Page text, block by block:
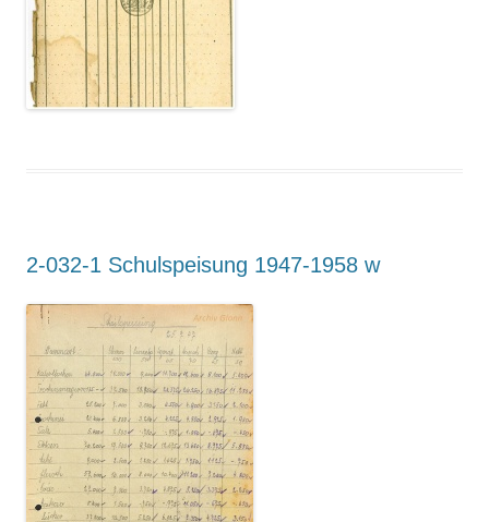
2-032-1 Schulspeisung 1947-1958 w